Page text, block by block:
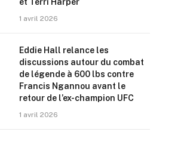
1 avril 2026
Eddie Hall relance les
discussions autour du combat
de légende à 600 lbs contre
Francis Ngannou avant le
retour de l’ex-champion UFC
1 avril 2026